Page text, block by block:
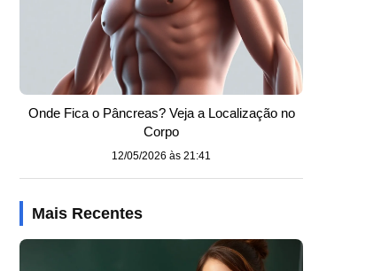
Onde Fica o Pâncreas? Veja a Localização no
Corpo
12/05/2026 às 21:41
Mais Recentes